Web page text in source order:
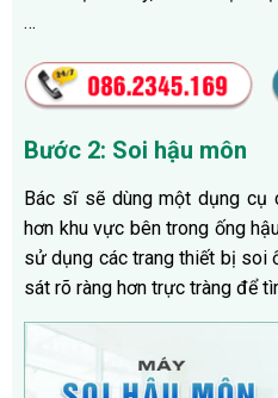
…
Bước 2: Soi hậu môn
Bác sĩ sẽ dùng một dụng cụ
hơn khu vực bên trong ống
sử dụng các trang thiết bị soi
sát rõ ràng hơn trực tràng để